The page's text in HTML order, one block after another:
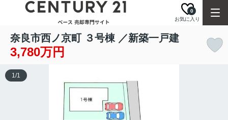
お気に入り
0
奈良市西ノ京町 ３号棟 ／新築一戸建
3,780万円
1/1